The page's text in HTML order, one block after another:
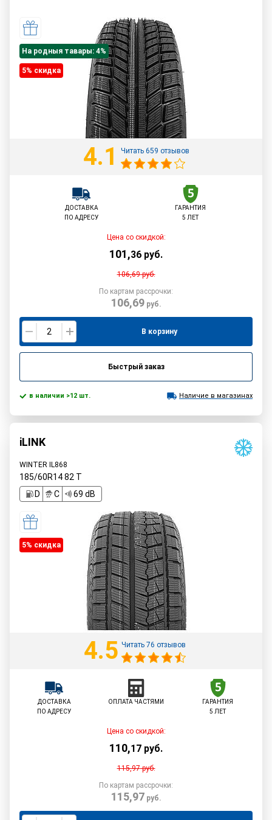
На родныя тавары: 4%
5% cкидка
4.1 Читать 659 отзывов
ДОСТАВКА
ПО АДРЕСУ
ГАРАНТИЯ
5 ЛЕТ
Цена со скидкой:
101,36 руб.
106,69руб.
По картам рассрочки:
106,69руб.
В корзину
Быстрый заказ
в наличии >12 шт. Наличие в магазинах
iLINK
WINTER IL868
185/60R1482 T
D
C 69 dB
5% cкидка
4.5 Читать 76 отзывов
ДОСТАВКА
ПО АДРЕСУ
ОПЛАТА ЧАСТЯМИ
ГАРАНТИЯ
5 ЛЕТ
Цена со скидкой:
110,17 руб.
115,97руб.
По картам рассрочки:
115,97 руб.